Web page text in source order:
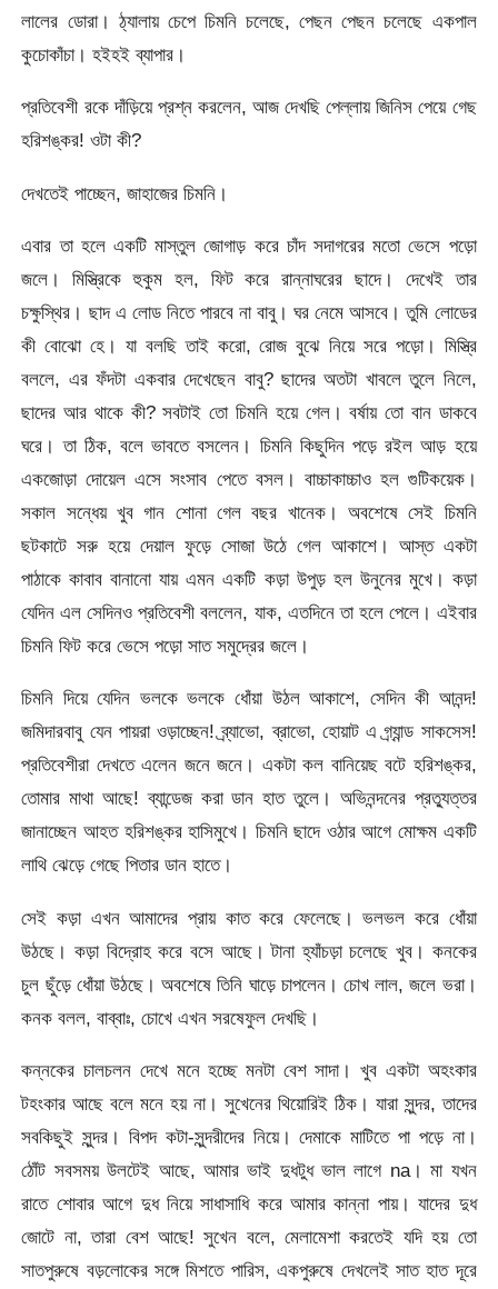
লালের ডোরা। ঠ্যালায় চেপে চিমনি চলেছে, পেছন পেছন চলেছে একপাল
কুচোকাঁচা। হইহই ব্যাপার।
প্রতিবেশী রকে দাঁড়িয়ে প্রশ্ন করলেন, আজ দেখছি পেল্লায় জিনিস পেয়ে গেছ
হরিশঙ্কর! ওটা কী?
দেখতেই পাচ্ছেন, জাহাজের চিমনি।
এবার তা হলে একটি মাস্তুল জোগাড় করে চাঁদ সদাগরের মতো ভেসে পড়ো
জলে। মিস্ত্রিকে হুকুম হল, ফিট করে রান্নাঘরের ছাদে। দেখেই তার
চক্ষুস্থির। ছাদ এ লোড নিতে পারবে না বাবু। ঘর নেমে আসবে। তুমি লোডের
কী বোঝো হে। যা বলছি তাই করো, রোজ বুঝে নিয়ে সরে পড়ো। মিস্ত্রি
বললে, এর ফঁদটা একবার দেখেছেন বাবু? ছাদের অতটা খাবলে তুলে নিলে,
ছাদের আর থাকে কী? সবটাই তো চিমনি হয়ে গেল। বর্ষায় তো বান ডাকবে
ঘরে। তা ঠিক, বলে ভাবতে বসলেন। চিমনি কিছুদিন পড়ে রইল আড় হয়ে
একজোড়া দোয়েল এসে সংসাব পেতে বসল। বাচ্চাকাচ্চাও হল গুটিকয়েক।
সকাল সন্ধেয় খুব গান শোনা গেল বছর খানেক। অবশেষে সেই চিমনি
ছটকাটে সরু হয়ে দেয়াল ফুড়ে সোজা উঠে গেল আকাশে। আস্ত একটা
পাঠাকে কাবাব বানানো যায় এমন একটি কড়া উপুড় হল উনুনের মুখে। কড়া
যেদিন এল সেদিনও প্রতিবেশী বললেন, যাক, এতদিনে তা হলে পেলে। এইবার
চিমনি ফিট করে ভেসে পড়ো সাত সমুদ্রের জলে।
চিমনি দিয়ে যেদিন ভলকে ভলকে ধোঁয়া উঠল আকাশে, সেদিন কী আনন্দ!
জমিদারবাবু যেন পায়রা ওড়াচ্ছেন! ব্র্যাভো, ব্রাভো, হোয়াট এ গ্র্যান্ড সাকসেস!
প্রতিবেশীরা দেখতে এলেন জনে জনে। একটা কল বানিয়েছ বটে হরিশঙ্কর,
তোমার মাথা আছে! ব্যান্ডেজ করা ডান হাত তুলে। অভিনন্দনের প্রত্যুত্তর
জানাচ্ছেন আহত হরিশঙ্কর হাসিমুখে। চিমনি ছাদে ওঠার আগে মোক্ষম একটি
লাথি ঝেড়ে গেছে পিতার ডান হাতে।
সেই কড়া এখন আমাদের প্রায় কাত করে ফেলেছে। ভলভল করে ধোঁয়া
উঠছে। কড়া বিদ্রোহ করে বসে আছে। টানা হ্যাঁচড়া চলেছে খুব। কনকের
চুল ছুঁড়ে ধোঁয়া উঠছে। অবশেষে তিনি ঘাড়ে চাপলেন। চোখ লাল, জলে ভরা।
কনক বলল, বাব্বাঃ, চোখে এখন সরষেফুল দেখছি।
কন্নকের চালচলন দেখে মনে হচ্ছে মনটা বেশ সাদা। খুব একটা অহংকার
টহংকার আছে বলে মনে হয় না। সুখেনের থিয়োরিই ঠিক। যারা সুন্দর, তাদের
সবকিছুই সুন্দর। বিপদ কটা-সুন্দরীদের নিয়ে। দেমাকে মাটিতে পা পড়ে না।
ঠোঁট সবসময় উলটেই আছে, আমার ভাই দুধটুধ ভাল লাগে na। মা যখন
রাতে শোবার আগে দুধ নিয়ে সাধাসাধি করে আমার কান্না পায়। যাদের দুধ
জোটে না, তারা বেশ আছে! সুখেন বলে, মেলামেশা করতেই যদি হয় তো
সাতপুরুষে বড়লোকের সঙ্গে মিশতে পারিস, একপুরুষে দেখলেই সাত হাত দূরে